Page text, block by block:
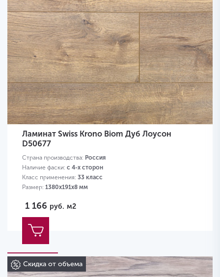
Ламинат Swiss Krono Biom Дуб Лоусон
D50677
Страна производства: Россия
Наличие фаски: с 4-х сторон
Класс применения: 33 класс
Размер: 1380х191х8 мм
1 166 руб. м2
Скидка от объема